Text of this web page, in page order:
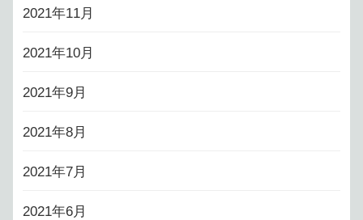
2021年11月
2021年10月
2021年9月
2021年8月
2021年7月
2021年6月